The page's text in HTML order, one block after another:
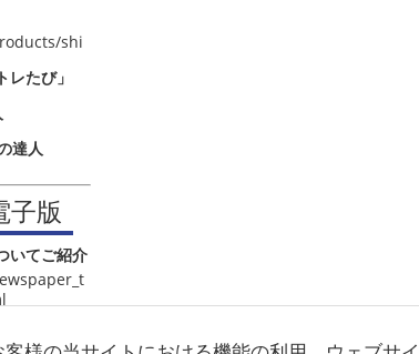
shi
たび」
達人
版
いてご紹介